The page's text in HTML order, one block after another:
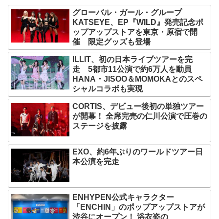
グローバル・ガール・グループ
KATSEYE、EP『WILD』発売記念ポ
ップアップストアを東京・原宿で開
催 限定グッズも登場
ILLIT、初の日本ライブツアーを完
走 5都市11公演で約6万人を動員
HANA・JISOO＆MOMOKAとのスペ
シャルコラボも実現
CORTIS、デビュー後初の単独ツアー
が開幕！ 全席完売の仁川公演で圧巻の
ステージを披露
EXO、約6年ぶりのワールドツアー日
本公演を完走
ENHYPEN公式キャラクター
「ENCHIN」のポップアップストアが
渋谷にオープン！ 浴衣姿の